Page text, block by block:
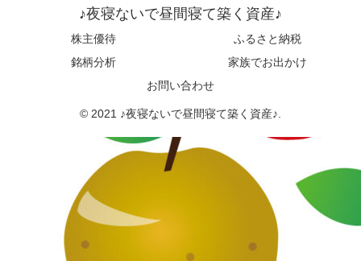
♪夜寝ないで昼間寝て築く資産♪
株主優待
ふるさと納税
銘柄分析
家族でお出かけ
お問い合わせ
© 2021 ♪夜寝ないで昼間寝て築く資産♪.